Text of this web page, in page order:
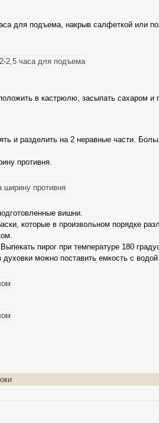
для подъема, накрыв салфеткой или
в кастрюлю, засыпать сахаром и
и разделить на 2 неравные части.
противня.
вишни.
которые в произвольном порядке
пирог при температуре 180
можно поставить емкость с водой.